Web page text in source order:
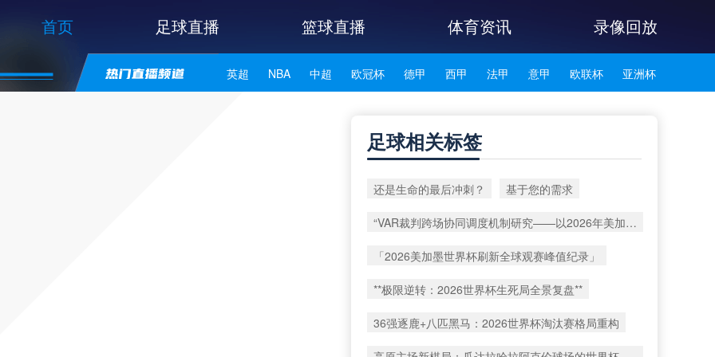
首页 足球直播 篮球直播 体育资讯 录像回放
英超 NBA 中超 欧冠杯 德甲 西甲 法甲 意甲 欧联杯 亚洲杯
足球相关标签
还是生命的最后冲刺？ 基于您的需求
“VAR裁判跨场协同调度机制研究——以2026年美加墨世界杯赛事为例”
「2026美加墨世界杯刷新全球观赛峰值纪录」
**极限逆转：2026世界杯生死局全景复盘**
36强逐鹿+八匹黑马：2026世界杯淘汰赛格局重构